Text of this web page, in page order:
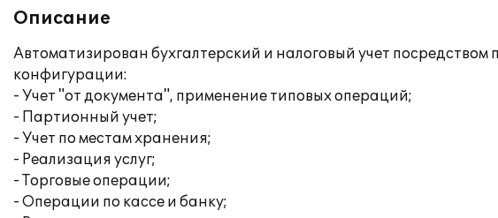
Описание
Автоматизирован бухгалтерский и налоговый учет
конфигурации:
- Учет "от документа", применение типовых операций;
- Партионный учет;
- Учет по местам хранения;
- Реализация услуг;
- Торговые операции;
- Операции по кассе и банку;